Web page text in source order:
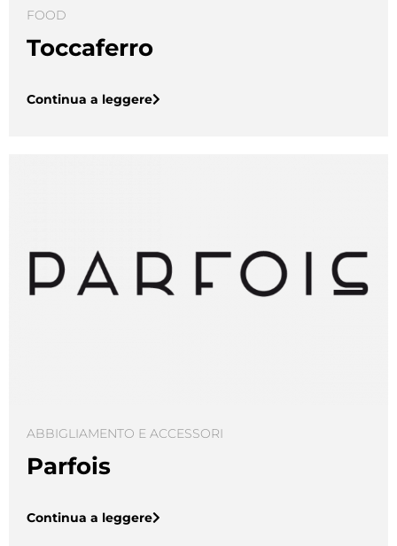
FOOD
Toccaferro
Continua a leggere
ABBIGLIAMENTO E ACCESSORI
Parfois
Continua a leggere